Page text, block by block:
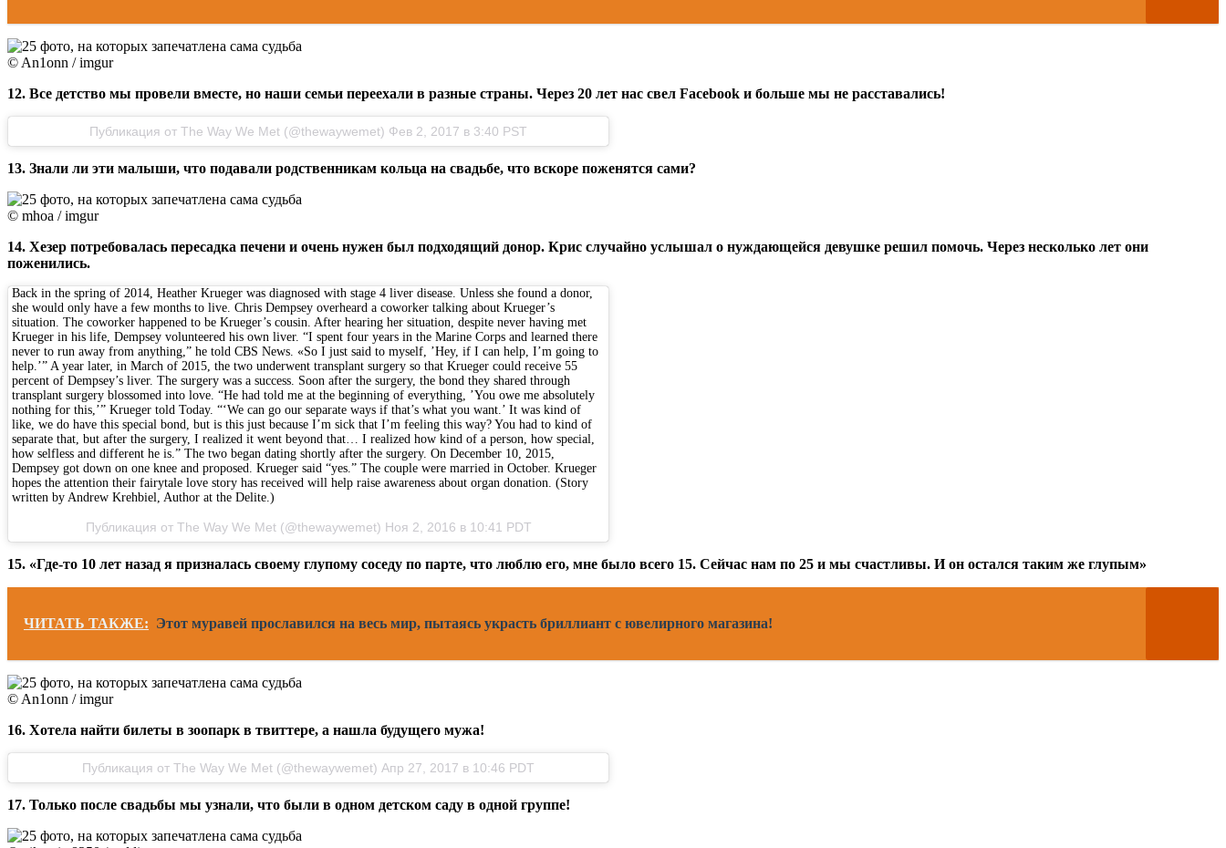
© An1onn / imgur
12. Все детство мы провели вместе, но наши семьи переехали в разные страны. Через 20 лет нас свел Facebook и больше мы не расставались!
Публикация от The Way We Met (@thewaywemet) Фев 2, 2017 в 3:40 PST
13. Знали ли эти малыши, что подавали родственникам кольца на свадьбе, что вскоре поженятся сами?
© mhoa / imgur
14. Хезер потребовалась пересадка печени и очень нужен был подходящий донор. Крис случайно услышал о нуждающейся девушке решил помочь. Через несколько лет они
поженились.
Back in the spring of 2014, Heather Krueger was diagnosed with stage 4 liver disease. Unless she found a donor,
she would only have a few months to live. Chris Dempsey overheard a coworker talking about Krueger’s
situation. The coworker happened to be Krueger’s cousin. After hearing her situation, despite never having met
Krueger in his life, Dempsey volunteered his own liver. “I spent four years in the Marine Corps and learned there
never to run away from anything,” he told CBS News. «So I just said to myself, ’Hey, if I can help, I’m going to
help.’” A year later, in March of 2015, the two underwent transplant surgery so that Krueger could receive 55
percent of Dempsey’s liver. The surgery was a success. Soon after the surgery, the bond they shared through
transplant surgery blossomed into love. “He had told me at the beginning of everything, ’You owe me absolutely
nothing for this,’” Krueger told Today. “‘We can go our separate ways if that’s what you want.’ It was kind of
like, we do have this special bond, but is this just because I’m sick that I’m feeling this way? You had to kind of
separate that, but after the surgery, I realized it went beyond that… I realized how kind of a person, how special,
how selfless and different he is.” The two began dating shortly after the surgery. On December 10, 2015,
Dempsey got down on one knee and proposed. Krueger said “yes.” The couple were married in October. Krueger
hopes the attention their fairytale love story has received will help raise awareness about organ donation. (Story
written by Andrew Krehbiel, Author at the Delite.)
Публикация от The Way We Met (@thewaywemet) Ноя 2, 2016 в 10:41 PDT
15. «Где-то 10 лет назад я призналась своему глупому соседу по парте, что люблю его, мне было всего 15. Сейчас нам по 25 и мы счастливы. И он остался таким же глупым»
ЧИТАТЬ ТАКЖЕ: Этот муравей прославился на весь мир, пытаясь украсть бриллиант с ювелирного магазина!
© An1onn / imgur
16. Хотела найти билеты в зоопарк в твиттере, а нашла будущего мужа!
Публикация от The Way We Met (@thewaywemet) Апр 27, 2017 в 10:46 PDT
17. Только после свадьбы мы узнали, что были в одном детском саду в одной группе!